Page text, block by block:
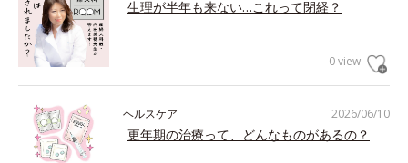
生理が半年も来ない…これって閉経？
0 view
2026/06/10
ヘルスケア
更年期の治療って、どんなものがあるの？